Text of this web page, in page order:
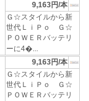
9,163円/本
Ｇ☆スタイルから新
世代ＬｉＰｏ Ｇ☆
ＰＯＷＥＲバッテリ
ーに4�...
9,163円/本
Ｇ☆スタイルから新
世代ＬｉＰｏ Ｇ☆
ＰＯＷＥＲバッテリ